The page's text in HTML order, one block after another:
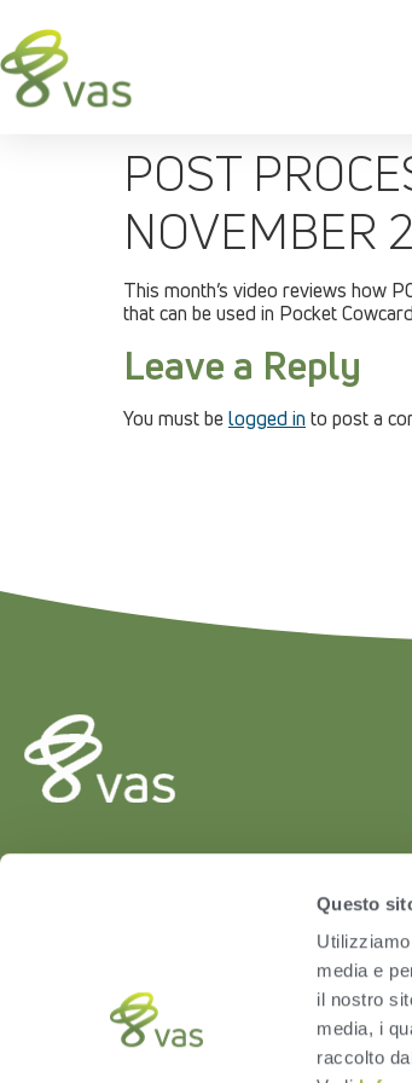
Questo
media e
il nostro
media, i
raccolto
POST
NOVEMBER
This month’s video reviews how
that can be used in Pocket
Leave a Reply
You must belogged in to post a